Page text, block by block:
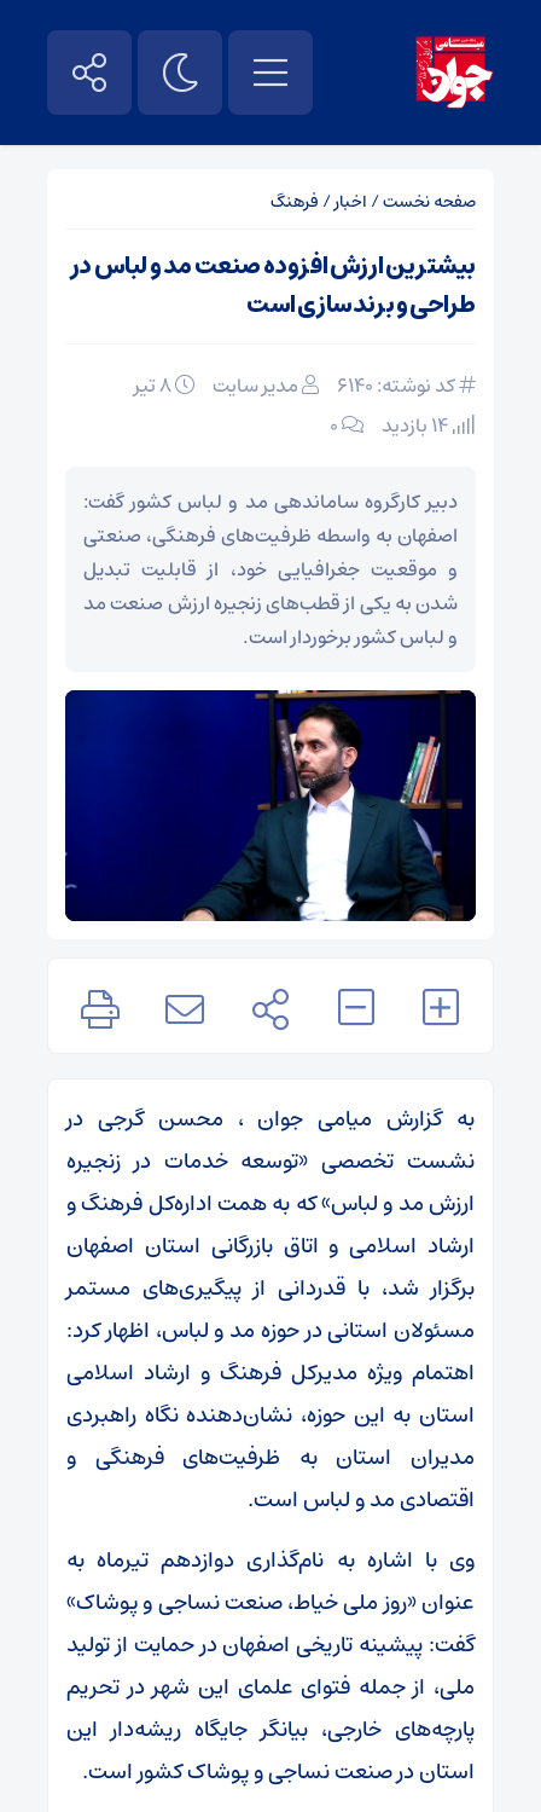
صفحه نخست/ اخبار/ فرهنگ
بیشترین ارزش افزوده صنعت مد و لباس در
طراحی و برندسازی است
کد نوشته: 6140 مدیر سایت
۰
دبیر کارگروه ساماندهی مد و لباس کشور گفت:
اصفهان به واسطه ظرفیت‌های فرهنگی، صنعتی
و موقعیت جغرافیایی خود، از قابلیت تبدیل
شدن به یکی از قطب‌های زنجیره ارزش صنعت مد
و لباس کشور برخوردار است.
به گزارش میامی جوان ، محسن گرجی در
نشست تخصصی «توسعه خدمات در زنجیره
ارزش مد و لباس» که به همت اداره‌کل فرهنگ و
ارشاد اسلامی و اتاق بازرگانی استان اصفهان
برگزار شد، با قدردانی از پیگیری‌های مستمر
مسئولان استانی در حوزه مد و لباس، اظهار کرد:
اهتمام ویژه مدیرکل فرهنگ و ارشاد اسلامی
استان به این حوزه، نشان‌دهنده نگاه راهبردی
مدیران استان به ظرفیت‌های فرهنگی و
اقتصادی مد و لباس است.
وی با اشاره به نام‌گذاری دوازدهم تیرماه به
عنوان «روز ملی خیاط، صنعت نساجی و پوشاک»
گفت: پیشینه تاریخی اصفهان در حمایت از تولید
ملی، از جمله فتوای علمای این شهر در تحریم
پارچه‌های خارجی، بیانگر جایگاه ریشه‌دار این
استان در صنعت نساجی و پوشاک کشور است.